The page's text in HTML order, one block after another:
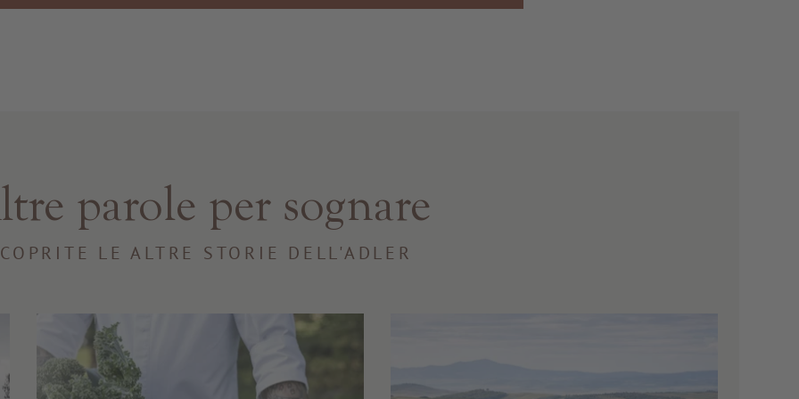
parole per sognare
LE ALTRE STORIE DELL'ADLER